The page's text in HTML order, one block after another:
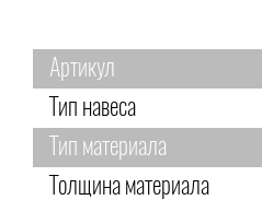
Артикул
Тип навеса
Тип материала
Толщина материала